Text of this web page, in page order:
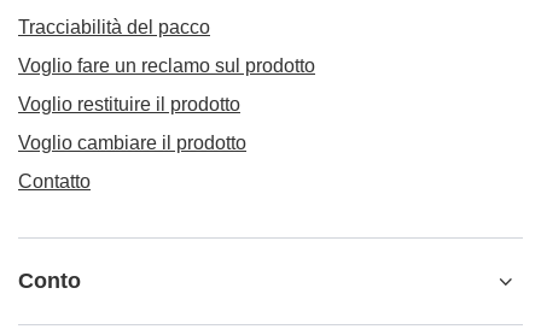
Tracciabilità del pacco
Voglio fare un reclamo sul prodotto
Voglio restituire il prodotto
Voglio cambiare il prodotto
Contatto
Conto